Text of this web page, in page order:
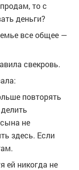
то с
деньги?
все общее —
свекровь.
повторять
не
здесь. Если
ей никогда не